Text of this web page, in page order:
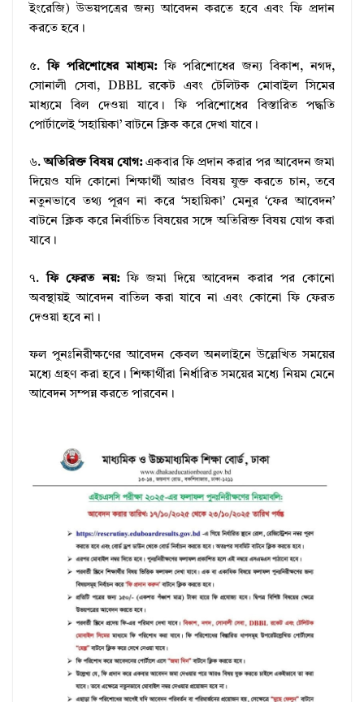
ইংরেজি) উভয়পত্রের জন্য আবেদন করতে হবে এবং ফি প্রদান
করতে হবে।
৫.ফি পরিশোধের মাধ্যম:ফি পরিশোধের জন্য বিকাশ, নগদ,
সোনালী সেবা, DBBL রকেট এবং টেলিটক মোবাইল সিমের
মাধ্যমে বিল দেওয়া যাবে। ফি পরিশোধের বিস্তারিত পদ্ধতি
পোর্টালেই ‘সহায়িকা’ বাটনে ক্লিক করে দেখা যাবে।
৬.অতিরিক্ত বিষয় যোগ:একবার ফি প্রদান করার পর আবেদন জমা
দিয়েও যদি কোনো শিক্ষার্থী আরও বিষয় যুক্ত করতে চান, তবে
নতুনভাবে তথ্য পূরণ না করে ‘সহায়িকা’ মেনুর ‘ফের আবেদন’
বাটনে ক্লিক করে নির্বাচিত বিষয়ের সঙ্গে অতিরিক্ত বিষয় যোগ করা
যাবে।
৭.ফি ফেরত নয়:ফি জমা দিয়ে আবেদন করার পর কোনো
অবস্থায়ই আবেদন বাতিল করা যাবে না এবং কোনো ফি ফেরত
দেওয়া হবে না।
ফল পুনঃনিরীক্ষণের আবেদন কেবল অনলাইনে উল্লেখিত সময়ের
মধ্যে গ্রহণ করা হবে। শিক্ষার্থীরা নির্ধারিত সময়ের মধ্যে নিয়ম মেনে
আবেদন সম্পন্ন করতে পারবেন।